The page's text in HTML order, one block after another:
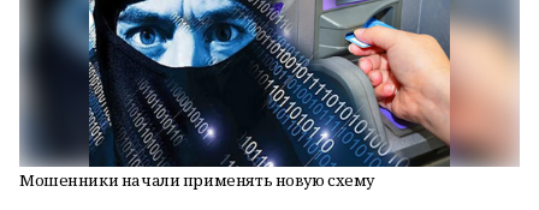
Мошенники начали применять новую схему